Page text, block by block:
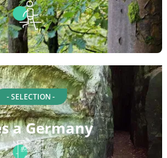
- SELECTION -
a Germany